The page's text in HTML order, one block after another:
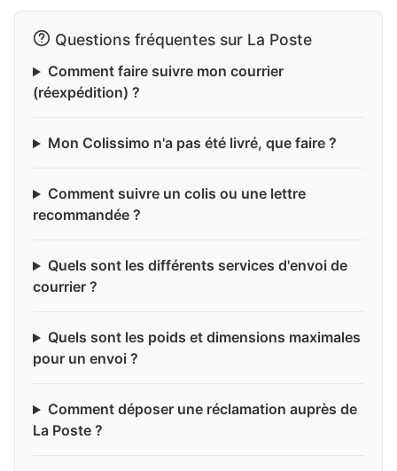
Questions fréquentes sur La Poste
Comment faire suivre mon courrier
(réexpédition) ?
Mon Colissimo n'a pas été livré, que faire ?
Comment suivre un colis ou une lettre
recommandée ?
Quels sont les différents services d'envoi de
courrier ?
Quels sont les poids et dimensions maximales
pour un envoi ?
Comment déposer une réclamation auprès de
La Poste ?